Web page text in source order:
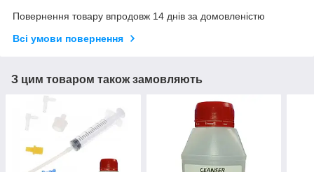
Повернення товару впродовж 14 днів за домовленістю
Всі умови повернення
З цим товаром також замовляють